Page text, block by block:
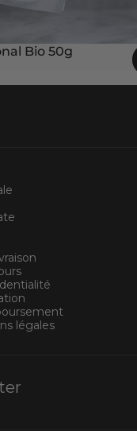
Bio 50g
légales